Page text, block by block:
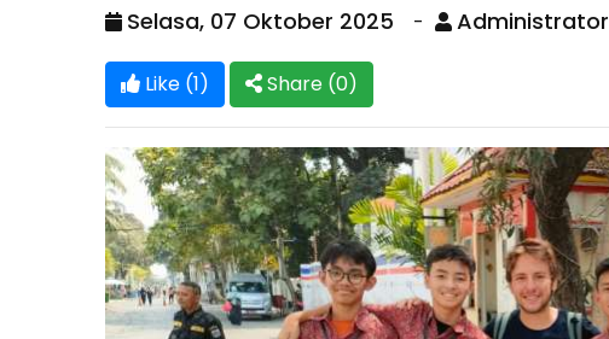
Selasa, 07 Oktober 2025 Administrator
Like (1) Share (0)